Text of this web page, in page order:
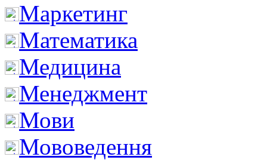
Маркетинг
Математика
Медицина
Менеджмент
Мови
Мововедення